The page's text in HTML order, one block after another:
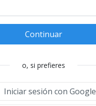
Continuar
o, si prefieres
Iniciar sesión con Google